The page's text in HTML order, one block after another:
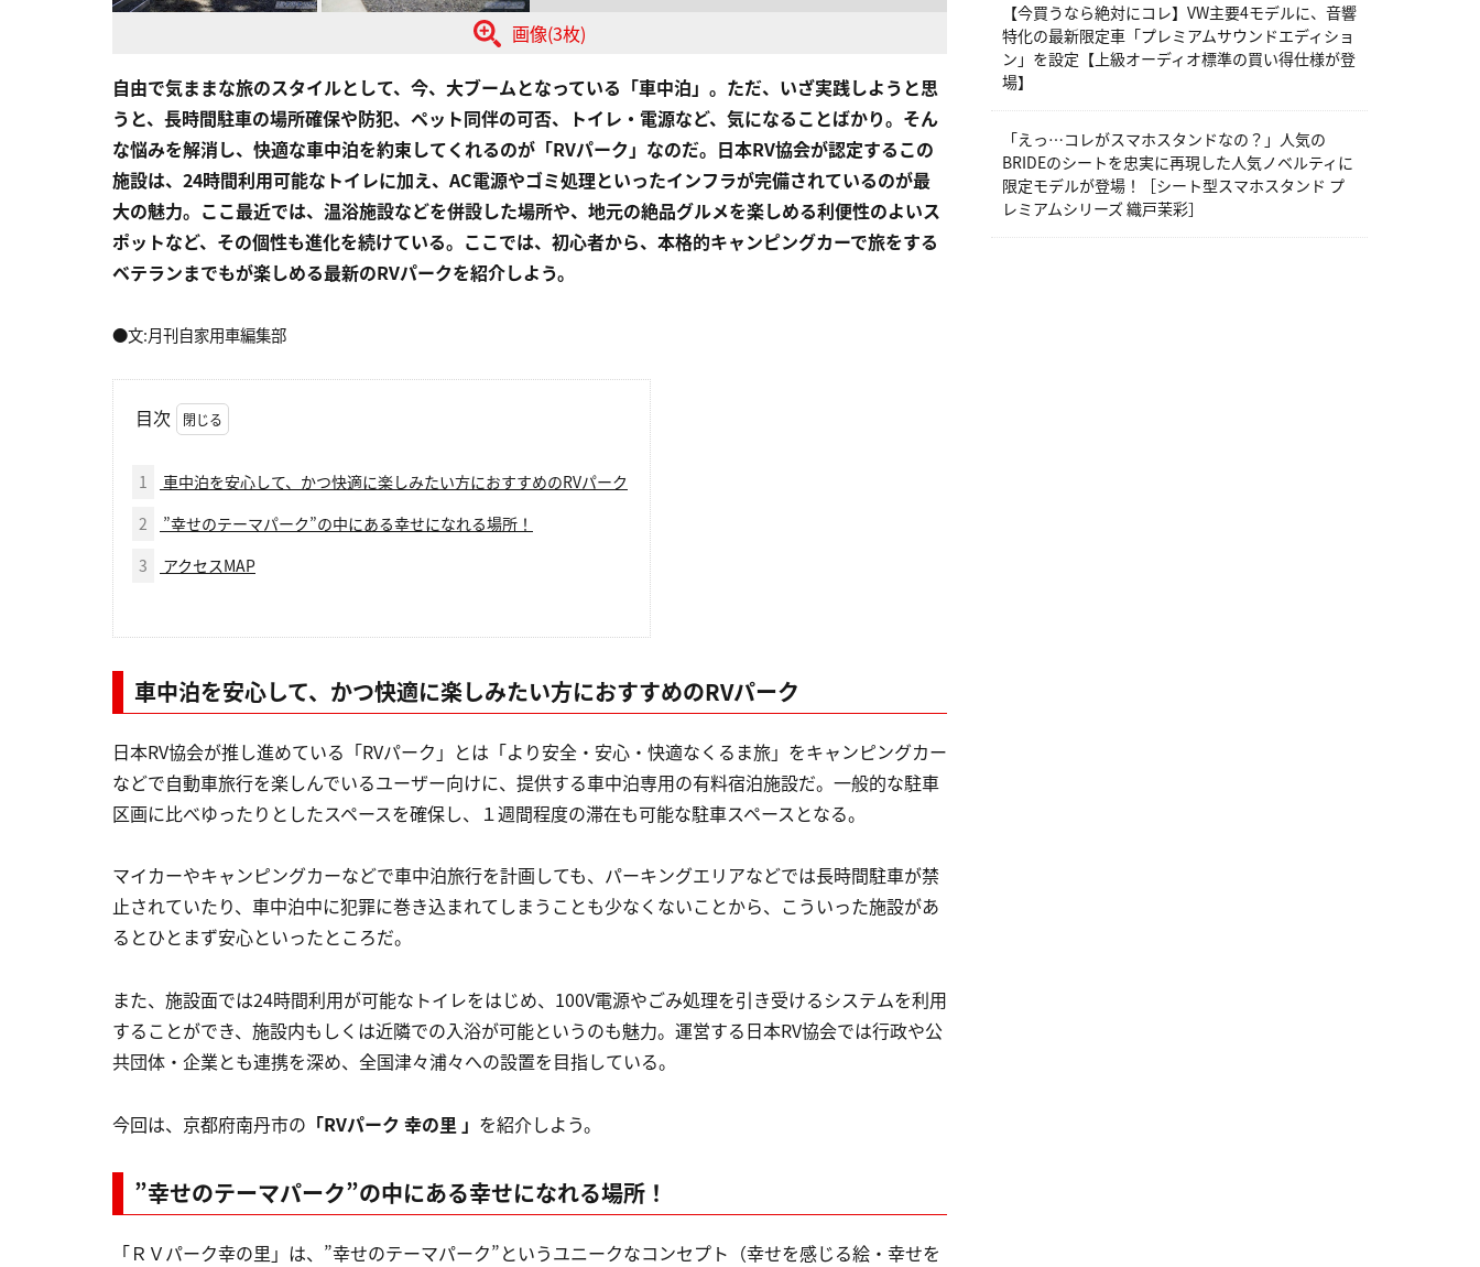
画像(3枚)
自由で気ままな旅のスタイルとして、今、大ブームとなっている「車中泊」。ただ、いざ実践しようと思
うと、長時間駐車の場所確保や防犯、ペット同伴の可否、トイレ・電源など、気になることばかり。そん
な悩みを解消し、快適な車中泊を約束してくれるのが「RVパーク」なのだ。日本RV協会が認定するこの
施設は、24時間利用可能なトイレに加え、AC電源やゴミ処理といったインフラが完備されているのが最
大の魅力。ここ最近では、温浴施設などを併設した場所や、地元の絶品グルメを楽しめる利便性のよいス
ポットなど、その個性も進化を続けている。ここでは、初心者から、本格的キャンピングカーで旅をする
ベテランまでもが楽しめる最新のRVパークを紹介しよう。
●文:月刊自家用車編集部
目次
1
車中泊を安心して、かつ快適に楽しみたい方におすすめのRVパーク
2
”幸せのテーマパーク”の中にある幸せになれる場所！
3
アクセスMAP
車中泊を安心して、かつ快適に楽しみたい方におすすめのRVパーク
日本RV協会が推し進めている「RVパーク」とは「より安全・安心・快適なくるま旅」をキャンピングカー
などで自動車旅行を楽しんでいるユーザー向けに、提供する車中泊専用の有料宿泊施設だ。一般的な駐車
区画に比べゆったりとしたスペースを確保し、１週間程度の滞在も可能な駐車スペースとなる。
マイカーやキャンピングカーなどで車中泊旅行を計画しても、パーキングエリアなどでは長時間駐車が禁
止されていたり、車中泊中に犯罪に巻き込まれてしまうことも少なくないことから、こういった施設があ
るとひとまず安心といったところだ。
また、施設面では24時間利用が可能なトイレをはじめ、100V電源やごみ処理を引き受けるシステムを利用
することができ、施設内もしくは近隣での入浴が可能というのも魅力。運営する日本RV協会では行政や公
共団体・企業とも連携を深め、全国津々浦々への設置を目指している。
今回は、京都府南丹市の 「RVパーク 幸の里 」 を紹介しよう。
”幸せのテーマパーク”の中にある幸せになれる場所！
「ＲＶパーク幸の里」は、”幸せのテーマパーク”というユニークなコンセプト（幸せを感じる絵・幸せを
【今買うなら絶対にコレ】VW主要4モデルに、音響
特化の最新限定車「プレミアムサウンドエディショ
ン」を設定【上級オーディオ標準の買い得仕様が登
場】
「えっ…コレがスマホスタンドなの？」人気の
BRIDEのシートを忠実に再現した人気ノベルティに
限定モデルが登場！［シート型スマホスタンド プ
レミアムシリーズ 織戸茉彩］